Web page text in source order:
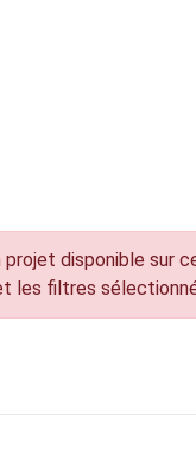
projet disponible sur
les filtres